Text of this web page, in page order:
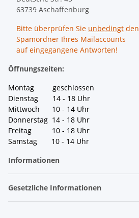
63739 Aschaffenburg
Bitte überprüfen Sie unbedingt den
Spamordner Ihres Mailaccounts
auf eingegangene Antworten!
Öffnungszeiten:
Montag geschlossen
Dienstag 14 - 18 Uhr
Mittwoch 10 - 14 Uhr
Donnerstag 14 - 18 Uhr
Freitag 10 - 18 Uhr
Samstag 10 - 14 Uhr
Informationen
Gesetzliche Informationen